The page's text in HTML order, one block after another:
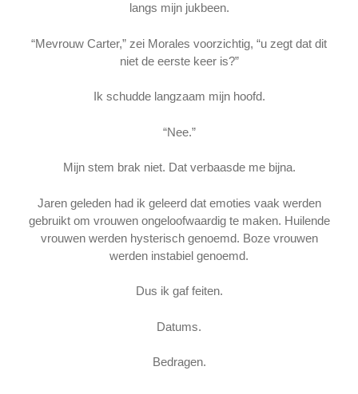
langs mijn jukbeen.
“Mevrouw Carter,” zei Morales voorzichtig, “u zegt dat dit
niet de eerste keer is?”
Ik schudde langzaam mijn hoofd.
“Nee.”
Mijn stem brak niet. Dat verbaasde me bijna.
Jaren geleden had ik geleerd dat emoties vaak werden
gebruikt om vrouwen ongeloofwaardig te maken. Huilende
vrouwen werden hysterisch genoemd. Boze vrouwen
werden instabiel genoemd.
Dus ik gaf feiten.
Datums.
Bedragen.